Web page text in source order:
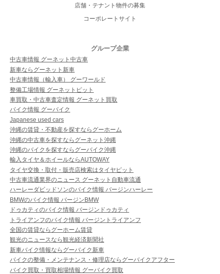
店舗・テナント物件の募集
コーポレートサイト
グループ企業
中古車情報 グーネット中古車
新車ならグーネット新車
中古車情報（輸入車） グーワールド
整備工場情報 グーネットピット
車買取・中古車査定情報 グーネット買取
バイク情報 グーバイク
Japanese used cars
沖縄の賃貸・不動産を探すならグーホーム
沖縄の中古車を探すならグーネット沖縄
沖縄のバイクを探すならグーバイク沖縄
輸入タイヤ＆ホイールならAUTOWAY
タイヤ交換・取付・販売店検索はタイヤピット
中古車流通業界のニュース グーネット自動車流通
ハーレーダビッドソンのバイク情報 バージンハーレー
BMWのバイク情報 バージンBMW
ドゥカティのバイク情報 バージンドゥカティ
トライアンフのバイク情報 バージントライアンフ
全国の賃貸ならグーホーム賃貸
観光のニュースなら観光経済新聞社
新車バイク情報ならグーバイク新車
バイクの整備・メンテナンス・修理店ならグーバイクアフター
バイク買取・買取相場情報 グーバイク買取